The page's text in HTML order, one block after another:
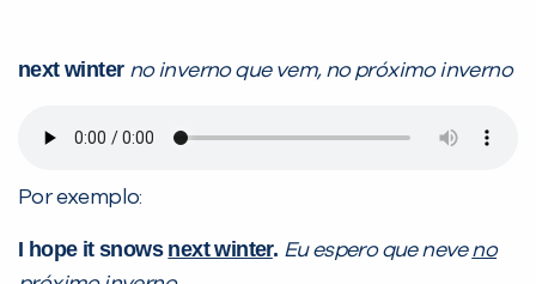
next winter no inverno que vem, no próximo inverno
Por exemplo:
I hope it snows next winter. Eu espero que neveno